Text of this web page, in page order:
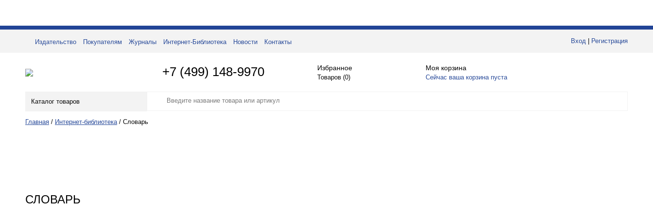
Вход Регистрация
Издательство Покупателям Журналы Интернет-Библиотека Новости Контакты
+7 (499) 148-9970 Избранное
Товаров (0)
Моя корзина
Сейчас ваша корзина пуста
Каталог товаров
Главная / Интернет-библиотека / Словарь
СЛОВАРЬ